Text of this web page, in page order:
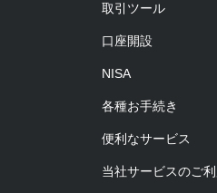
取引ツール
口座開設
NISA
各種お手続き
便利なサービス
当社サービスのご